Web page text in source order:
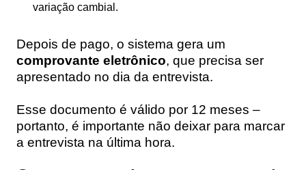
variação cambial.
Depois de pago, o sistema gera um
comprovante eletrônico, que precisa ser
apresentado no dia da entrevista.
Esse documento é válido por 12 meses –
portanto, é importante não deixar para marcar
a entrevista na última hora.